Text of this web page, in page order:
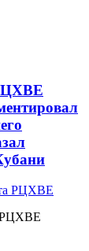
РЦХВЕ